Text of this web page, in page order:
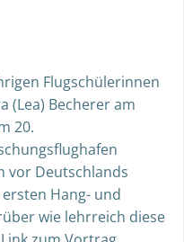
Flugschülerinnen
(Lea) Becherer am
20.
vor Deutschlands
Hang- und
wie lehrreich diese